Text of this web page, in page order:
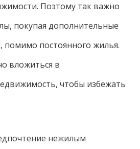
Поэтому так важно
покупая дополнительные
помимо постоянного жилья.
вложиться в
чтобы избежать
нежилым